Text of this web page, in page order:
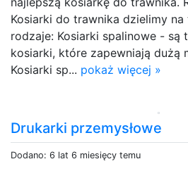
Kosiarki do trawnika dzielimy
rodzaje: Kosiarki spalinowe - są
kosiarki, które zapewniają dużą
Kosiarki sp... pokaż więcej »
Drukarki przemysłowe
Dodano: 6 lat 6 miesięcy temu